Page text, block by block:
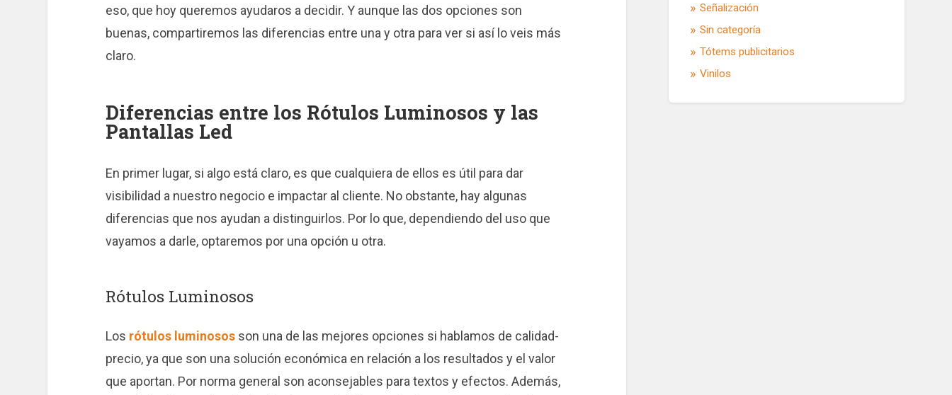
eso, que hoy queremos ayudaros a decidir. Y aunque las dos opciones son
buenas, compartiremos las diferencias entre una y otra para ver si así lo veis más
claro.
Diferencias entre los Rótulos Luminosos y las
Pantallas Led
En primer lugar, si algo está claro, es que cualquiera de ellos es útil para dar
visibilidad a nuestro negocio e impactar al cliente. No obstante, hay algunas
diferencias que nos ayudan a distinguirlos. Por lo que, dependiendo del uso que
vayamos a darle, optaremos por una opción u otra.
Rótulos Luminosos
Los rótulos luminosos son una de las mejores opciones si hablamos de calidad-
precio, ya que son una solución económica en relación a los resultados y el valor
que aportan. Por norma general son aconsejables para textos y efectos. Además,
Señalización
Sin categoría
Tótems publicitarios
Vinilos